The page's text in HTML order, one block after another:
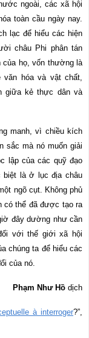
ngoài, các xã hội
toàn cầu ngày nay.
lạc để hiểu các hiện
châu Phi phân tán
họ, vốn thường là
hóa và vật chất,
giữa kẻ thực dân và
manh, vì chiều kích
sắc mà nó muốn giải
lập của các quỹ đạo
biệt là ở lục địa châu
ngõ cụt. Không phủ
có thể đã được tạo ra
đây dường như cần
với thế giới xã hội
chúng ta để hiểu các
của nó.
Phạm Như Hồ dịch
à interroger?”